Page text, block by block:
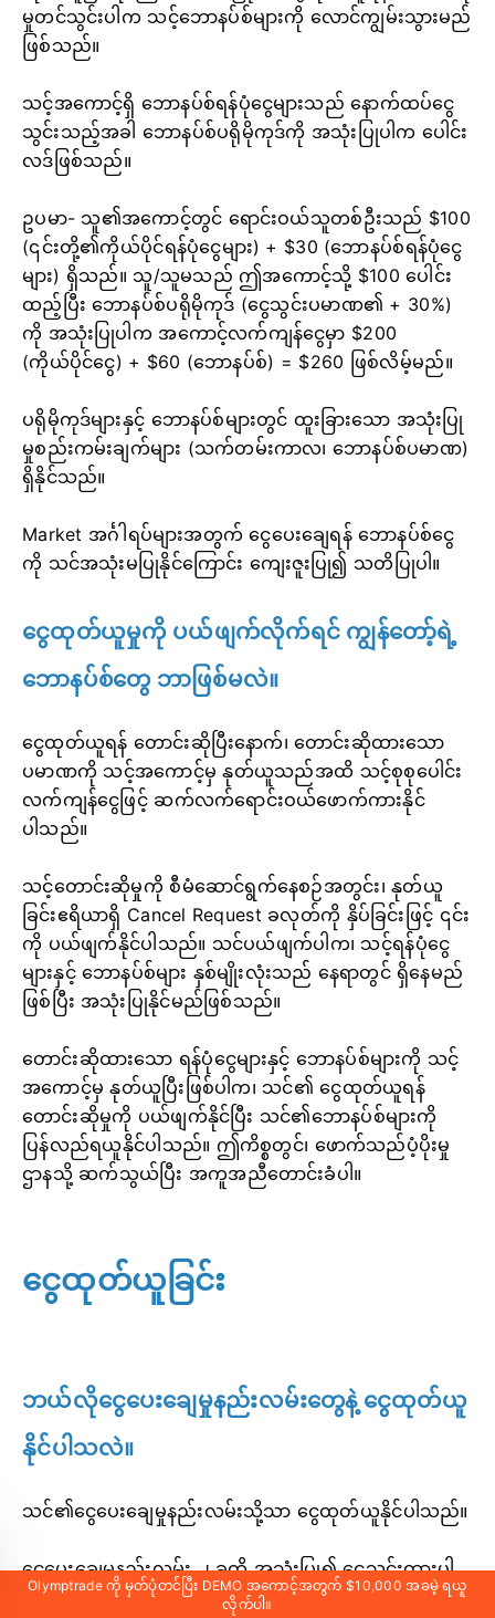
မှုတင်သွင်းပါက သင့်ဘောနပ်စ်များကို လောင်ကျွမ်းသွားမည်
ဖြစ်သည်။
သင့်အကောင့်ရှိ ဘောနပ်စ်ရန်ပုံငွေများသည် နောက်ထပ်ငွေ
သွင်းသည့်အခါ ဘောနပ်စ်ပရိုမိုကုဒ်ကို အသုံးပြုပါက ပေါင်း
လဒ်ဖြစ်သည်။
ဥပမာ- သူ၏အကောင့်တွင် ရောင်းဝယ်သူတစ်ဦးသည် $100
(၎င်းတို့၏ကိုယ်ပိုင်ရန်ပုံငွေများ) + $30 (ဘောနပ်စ်ရန်ပုံငွေ
များ) ရှိသည်။ သူ/သူမသည် ဤအကောင့်သို့ $100 ပေါင်း
ထည့်ပြီး ဘောနပ်စ်ပရိုမိုကုဒ် (ငွေသွင်းပမာဏ၏ + 30%)
ကို အသုံးပြုပါက အကောင့်လက်ကျန်ငွေမှာ $200
(ကိုယ်ပိုင်ငွေ) + $60 (ဘောနပ်စ်) = $260 ဖြစ်လိမ့်မည်။
ပရိုမိုကုဒ်များနှင့် ဘောနပ်စ်များတွင် ထူးခြားသော အသုံးပြု
မှုစည်းကမ်းချက်များ (သက်တမ်းကာလ၊ ဘောနပ်စ်ပမာဏ)
ရှိနိုင်သည်။
Market အင်္ဂါရပ်များအတွက် ငွေပေးချေရန် ဘောနပ်စ်ငွေ
ကို သင်အသုံးမပြုနိုင်ကြောင်း ကျေးဇူးပြု၍ သတိပြုပါ။
ငွေထုတ်ယူမှုကို ပယ်ဖျက်လိုက်ရင် ကျွန်တော့်ရဲ့
ဘောနပ်စ်တွေ ဘာဖြစ်မလဲ။
ငွေထုတ်ယူရန် တောင်းဆိုပြီးနောက်၊ တောင်းဆိုထားသော
ပမာဏကို သင့်အကောင့်မှ နုတ်ယူသည်အထိ သင့်စုစုပေါင်း
လက်ကျန်ငွေဖြင့် ဆက်လက်ရောင်းဝယ်ဖောက်ကားနိုင်
ပါသည်။
သင့်တောင်းဆိုမှုကို စီမံဆောင်ရွက်နေစဉ်အတွင်း၊ နုတ်ယူ
ခြင်းဧရိယာရှိ Cancel Request ခလုတ်ကို နှိပ်ခြင်းဖြင့် ၎င်း
ကို ပယ်ဖျက်နိုင်ပါသည်။ သင်ပယ်ဖျက်ပါက၊ သင့်ရန်ပုံငွေ
များနှင့် ဘောနပ်စ်များ နှစ်မျိုးလုံးသည် နေရာတွင် ရှိနေမည်
ဖြစ်ပြီး အသုံးပြုနိုင်မည်ဖြစ်သည်။
တောင်းဆိုထားသော ရန်ပုံငွေများနှင့် ဘောနပ်စ်များကို သင့်
အကောင့်မှ နုတ်ယူပြီးဖြစ်ပါက၊ သင်၏ ငွေထုတ်ယူရန်
တောင်းဆိုမှုကို ပယ်ဖျက်နိုင်ပြီး သင်၏ဘောနပ်စ်များကို
ပြန်လည်ရယူနိုင်ပါသည်။ ဤကိစ္စတွင်၊ ဖောက်သည်ပံ့ပိုးမှု
ဌာနသို့ ဆက်သွယ်ပြီး အကူအညီတောင်းခံပါ။
ငွေထုတ်ယူခြင်း
ဘယ်လိုငွေပေးချေမှုနည်းလမ်းတွေနဲ့ ငွေထုတ်ယူ
နိုင်ပါသလဲ။
သင်၏ငွေပေးချေမှုနည်းလမ်းသို့သာ ငွေထုတ်ယူနိုင်ပါသည်။
ငွေပေးချေမှုနည်းလမ်း ၂ ခုကို အသုံးပြု၍ ငွေသွင်းထားပါ
က ၎င်းတို့တစ်ခုစီမှ ငွေထုတ်ယူမှုသည် ငွေပေးချေမှုပမာဏ
Olymptrade ကို မှတ်ပုံတင်ပြီး DEMO အကောင့်အတွက် $10,000 အခမဲ့ ရယူ
လိုက်ပါ။